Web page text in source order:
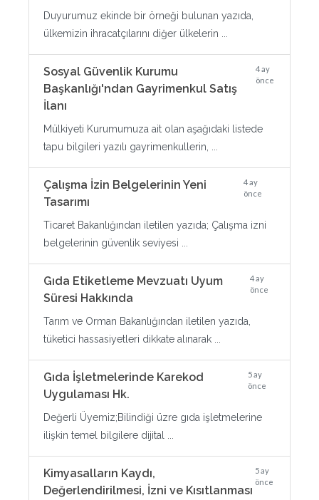
Duyurumuz ekinde bir örneği bulunan yazıda,
ülkemizin ihracatçılarını diğer ülkelerin ...
Sosyal Güvenlik Kurumu
Başkanlığı'ndan Gayrimenkul Satış
İlanı
4 ay
önce
Mülkiyeti Kurumumuza ait olan aşağıdaki listede
tapu bilgileri yazılı gayrimenkullerin, ...
Çalışma İzin Belgelerinin Yeni
Tasarımı
4 ay
önce
Ticaret Bakanlığından iletilen yazıda; Çalışma izni
belgelerinin güvenlik seviyesi ...
Gıda Etiketleme Mevzuatı Uyum
Süresi Hakkında
4 ay
önce
Tarım ve Orman Bakanlığından iletilen yazıda,
tüketici hassasiyetleri dikkate alınarak ...
Gıda İşletmelerinde Karekod
Uygulaması Hk.
5 ay
önce
Değerli Üyemiz;Bilindiği üzre gıda işletmelerine
ilişkin temel bilgilere dijital ...
Kimyasalların Kaydı,
Değerlendirilmesi, İzni ve Kısıtlanması
5 ay
önce